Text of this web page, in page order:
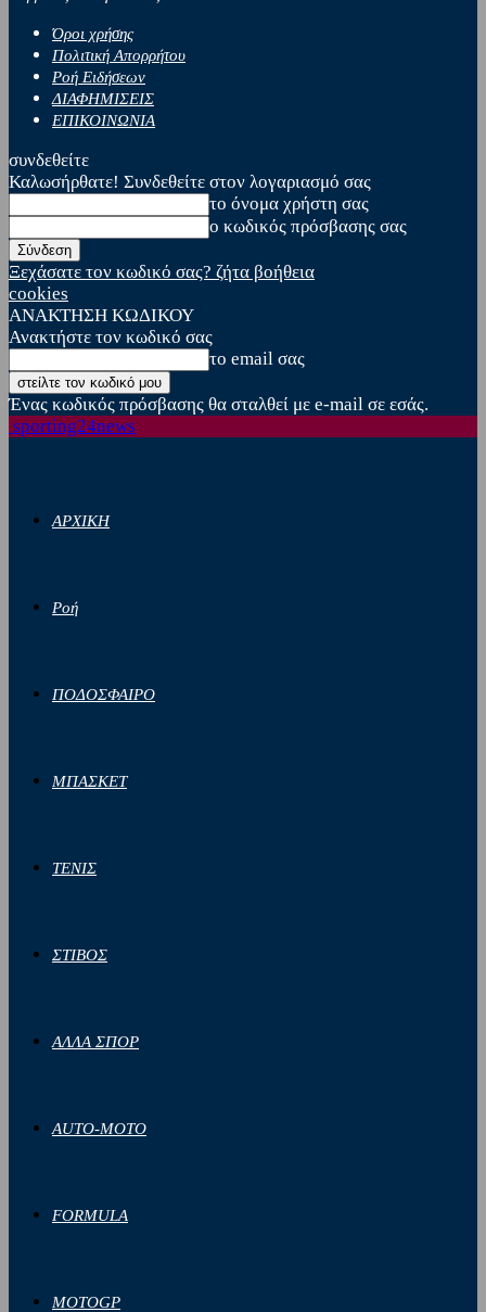
Όροι χρήσης
Πολιτική Απορρήτου
Ροή Ειδήσεων
ΔΙΑΦΗΜΙΣΕΙΣ
ΕΠΙΚΟΙΝΩΝΙΑ
συνδεθείτε
Καλωσήρθατε! Συνδεθείτε στον λογαριασμό σας
το όνομα χρήστη σας
ο κωδικός πρόσβασης σας
Ξεχάσατε τον κωδικό σας? ζήτα βοήθεια
cookies
ΑΝΑΚΤΗΣΗ ΚΩΔΙΚΟΥ
Ανακτήστε τον κωδικό σας
το email σας
Ένας κωδικός πρόσβασης θα σταλθεί με e-mail σε εσάς.
sporting24news
ΑΡΧΙΚΗ
Ροή
ΠΟΔΟΣΦΑΙΡΟ
ΜΠΑΣΚΕΤ
ΤΕΝΙΣ
ΣΤΙΒΟΣ
ΑΛΛΑ ΣΠΟΡ
AUTO-MOTO
FORMULA
MOTOGP